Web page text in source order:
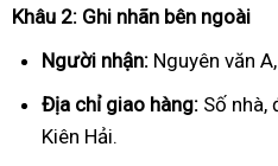
Khâu 2: Ghi nhãn bên ngoài
Người nhận: Nguyên văn
Địa chỉ giao hàng: Số nhà,
Kiên Hải.